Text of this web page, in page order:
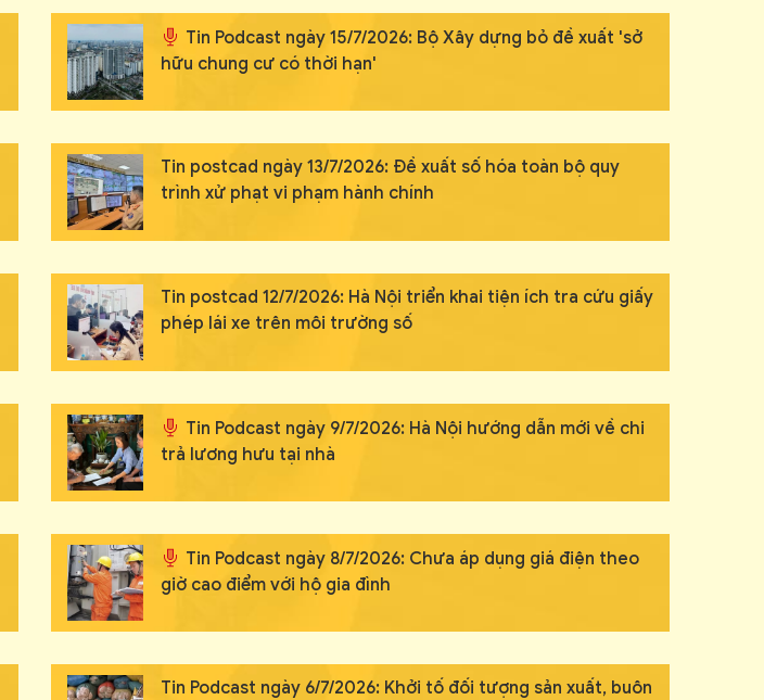
Tin Podcast ngày 15/7/2026: Bộ Xây dựng bỏ đề xuất 'sở
hữu chung cư có thời hạn'
Tin postcad ngày 13/7/2026: Đề xuất số hóa toàn bộ quy
trình xử phạt vi phạm hành chính
Tin postcad 12/7/2026: Hà Nội triển khai tiện ích tra cứu giấy
phép lái xe trên môi trường số
Tin Podcast ngày 9/7/2026: Hà Nội hướng dẫn mới về chi
trả lương hưu tại nhà
Tin Podcast ngày 8/7/2026: Chưa áp dụng giá điện theo
giờ cao điểm với hộ gia đình
Tin Podcast ngày 6/7/2026: Khởi tố đối tượng sản xuất, buôn
XIN CHÀO,
TÔI LÀ CHATBOT CỦA
Hãy hỏi tôi bất kỳ điều gì bạn cần biết về